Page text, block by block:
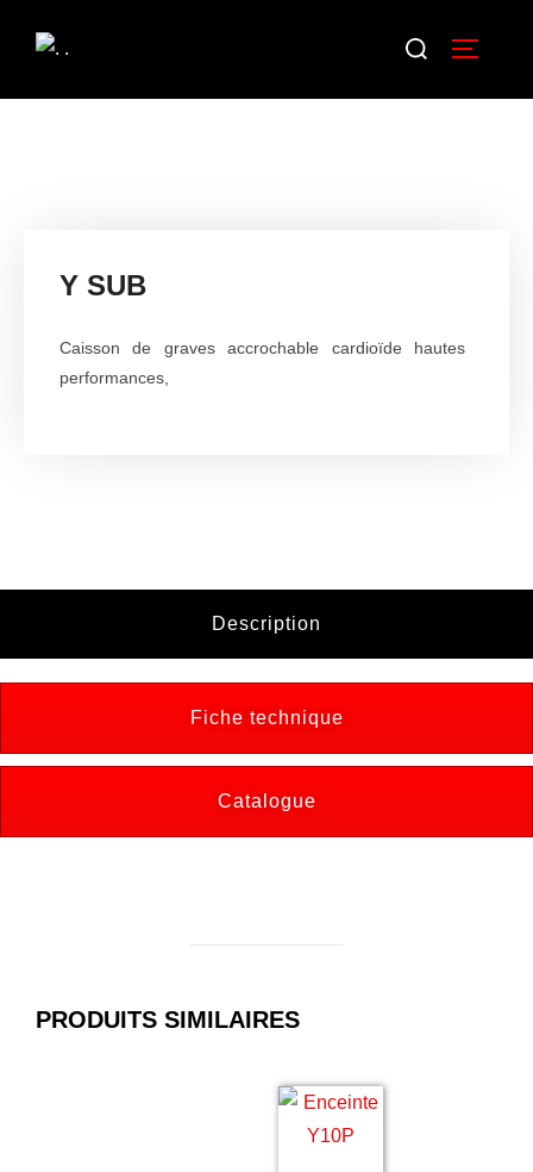
Y SUB
Caisson de graves accrochable cardioïde hautes
performances,
Description
Fiche technique
Catalogue
PRODUITS SIMILAIRES